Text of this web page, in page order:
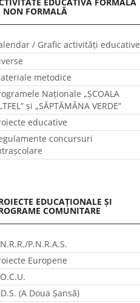
EDUCATIVĂ FORMALĂ
NON FORMALĂ
/ Grafic activităţi educative
metodice
Naţionale „ŞCOALA
și „SĂPTĂMÂNA VERDE”
educative
concursuri
EDUCAȚIONALE ȘI
COMUNITARE
P.N.R.A.S.
Europene
(A Doua Șansă)